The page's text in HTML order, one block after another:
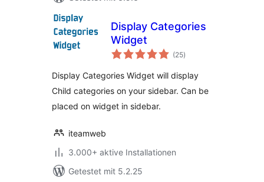
Display Categories
Widget
(25Bewertungen
insgesamt
)
Display Categories Widget will display
Child categories on your sidebar. Can be
placed on widget in sidebar.
iteamweb
3.000+ aktive Installationen
Getestet mit 5.2.25